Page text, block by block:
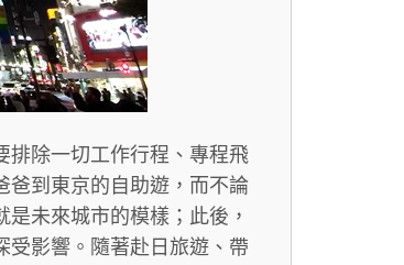
排除一切工作行程、專程飛
爸到東京的自助遊，而不論
未來城市的模樣；此後，
受影響。隨著赴日旅遊、帶